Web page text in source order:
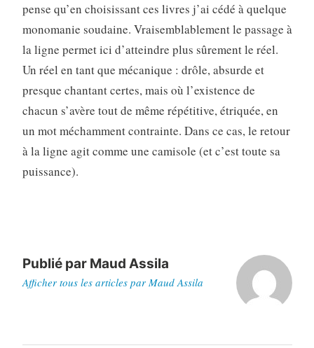
pense qu’en choisissant ces livres j’ai cédé à quelque
monomanie soudaine. Vraisemblablement le passage à
la ligne permet ici d’atteindre plus sûrement le réel.
Un réel en tant que mécanique : drôle, absurde et
presque chantant certes, mais où l’existence de
chacun s’avère tout de même répétitive, étriquée, en
un mot méchamment contrainte. Dans ce cas, le retour
à la ligne agit comme une camisole (et c’est toute sa
puissance).
Publié par Maud Assila
Afficher tous les articles par Maud Assila